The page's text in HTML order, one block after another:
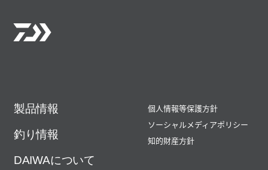
製品情報
釣り情報
DAIWAについて
個人情報等保護方針
ソーシャルメディアポリシー
知的財産方針